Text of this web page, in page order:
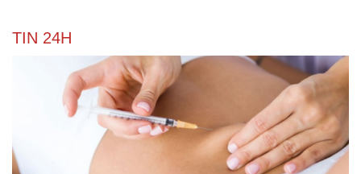
TIN 24H